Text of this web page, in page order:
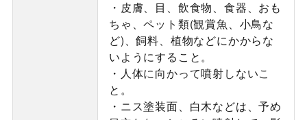
・皮膚、目、飲食物、食器、おも
ちゃ、ペット類(観賞魚、小鳥な
ど)、飼料、植物などにかからな
いようにすること。
・人体に向かって噴射しないこ
と。
・ニス塗装面、白木などは、予め